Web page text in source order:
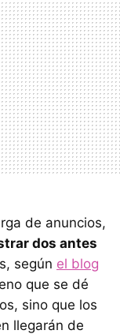
de anuncios,
dos antes
según el blog
que se dé
sino que los
llegarán de